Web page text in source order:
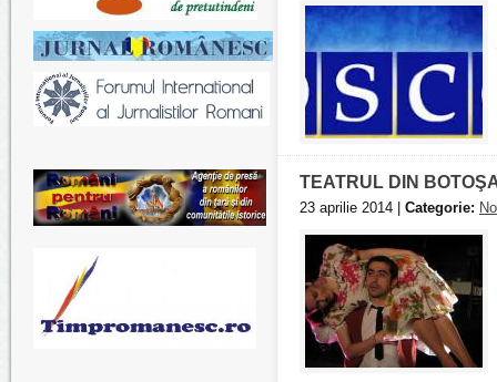
TEATRUL DIN
23 aprilie 2014 | Categorie: